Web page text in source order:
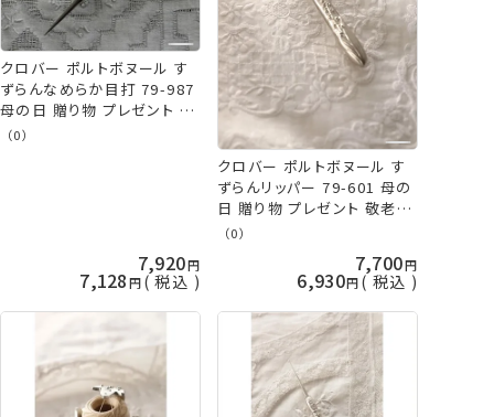
クロバー ポルトボヌール す
ずらんなめらか目打 79-987
母の日 贈り物 プレゼント 敬
老の日 clv 手芸の山久
（0）
7,920
7,128 税込
クロバー ポルトボヌール す
ずらんリッパー 79-601 母の
日 贈り物 プレゼント 敬老の
日 clv 手芸の山久
（0）
7,700
6,930 税込